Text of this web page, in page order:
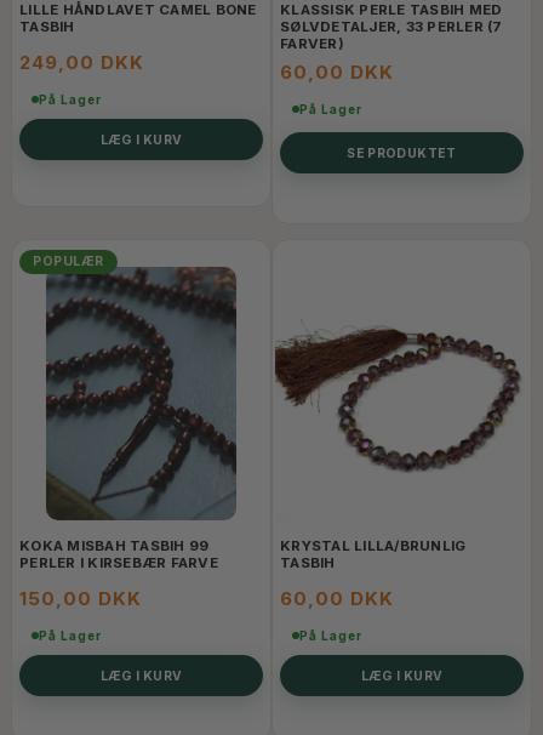
LILLE HÅNDLAVET CAMEL BONE
TASBIH
249,00 DKK
På Lager
LÆG I KURV
KLASSISK PERLE TASBIH MED
SØLVDETALJER, 33 PERLER (7
FARVER)
60,00 DKK
På Lager
SE PRODUKTET
POPULÆR
KOKA MISBAH TASBIH 99
PERLER I KIRSEBÆR FARVE
150,00 DKK
På Lager
LÆG I KURV
KRYSTAL LILLA/BRUNLIG
TASBIH
60,00 DKK
På Lager
LÆG I KURV